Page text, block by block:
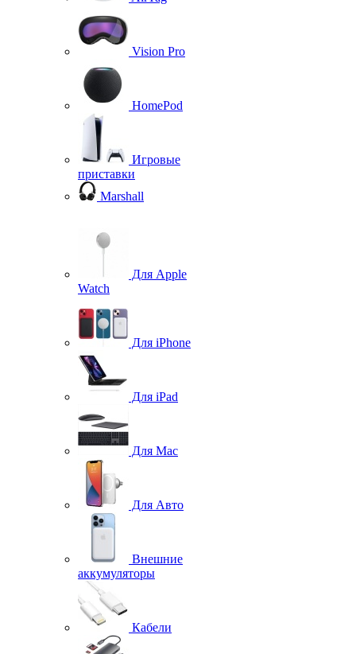
Vision Pro
HomePod
Игровые
приставки
Marshall
Для Apple
Watch
Для iPhone
Для iPad
Для Mac
Для Авто
Внешние
аккумуляторы
Кабели